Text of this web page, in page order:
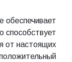
обеспечивает
способствует
от настоящих